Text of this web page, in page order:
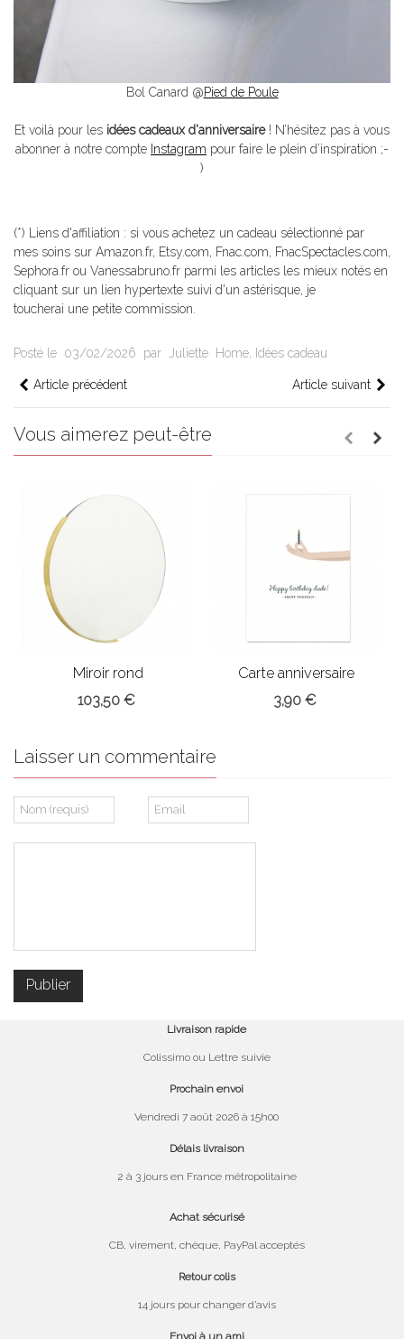
Bol Canard @Pied de Poule
Et voilà pour les idées cadeaux d'anniversaire! N’hésitez pas à vous
abonner à notre compte Instagram pour faire le plein d’inspiration ;-
)
(*) Liens d'affiliation : si vous achetez un cadeau sélectionné par
mes soins sur Amazon.fr, Etsy.com, Fnac.com, FnacSpectacles.com,
Sephora.fr ou Vanessabruno.fr parmi les articles les mieux notés en
cliquant sur un lien hypertexte suivi d'un astérisque, je
toucherai une petite commission.
Posté le 03/02/2026 par Juliette Home, Idées cadeau
Article précédent Article suivant
Vous aimerez peut-être
Miroir rond
Bloomingville
103,50 €
Carte anniversaire
Bougie
3,90 €
Laisser un commentaire
Livraison rapide
Colissimo ou Lettre suivie
Prochain envoi
Vendredi 7 août 2026 à 15h00
Délais livraison
2 à 3 jours en France métropolitaine
Achat sécurisé
CB, virement, chèque, PayPal acceptés
Retour colis
14 jours pour changer d’avis
Envoi à un ami